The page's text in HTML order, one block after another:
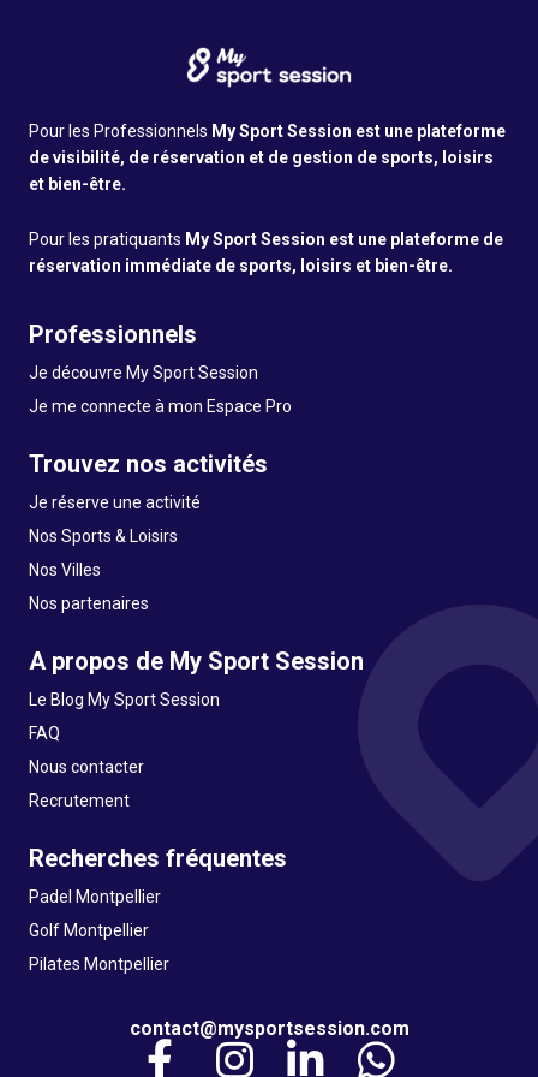
Pour les Professionnels My Sport Session est une plateforme
de visibilité, de réservation et de gestion de sports, loisirs
et bien-être.
Pour les pratiquants My Sport Session est une plateforme de
réservation immédiate de sports, loisirs et bien-être.
Professionnels
Je découvre My Sport Session
Je me connecte à mon Espace Pro
Trouvez nos activités
Je réserve une activité
Nos Sports & Loisirs
Nos Villes
Nos partenaires
A propos de My Sport Session
Le Blog My Sport Session
FAQ
Nous contacter
Recrutement
Recherches fréquentes
Padel Montpellier
Golf Montpellier
Pilates Montpellier
contact@mysportsession.com